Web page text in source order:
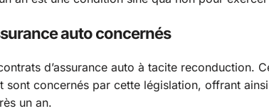
auto concernés
d’assurance auto à tacite reconduction.
sont concernés par cette législation, offrant
un an.